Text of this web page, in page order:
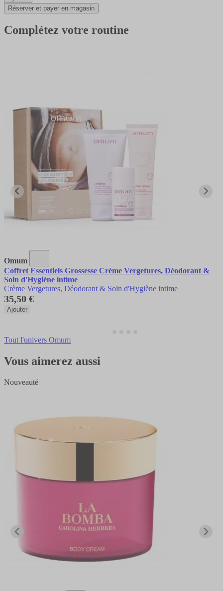
Réserver et payer en magasin
Complétez votre routine
Omum
Coffret Essentiels Grossesse Crème Vergetures, Déodorant &
Soin d'Hygiène intime
Crème Vergetures, Déodorant & Soin d'Hygiène intime
35,50 €
Ajouter
Tout l'univers Omum
Vous aimerez aussi
Nouveauté